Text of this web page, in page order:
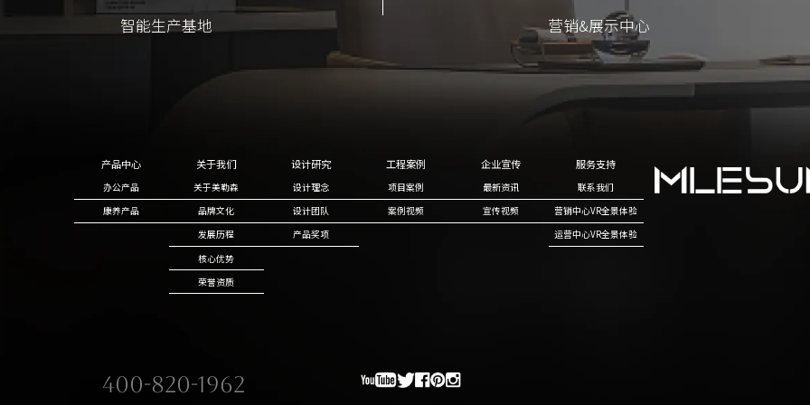
智能生产基地 营销&展示中心
智能生产基地 营销&展示中心
产品中心
办公产品
康养产品
关于我们
关于美勒森
品牌文化
发展历程
核心优势
荣誉资质
设计研究
设计理念
设计团队
产品奖项
工程案例
项目案例
案例视频
企业宣传
最新资讯
宣传视频
服务支持
联系我们
营销中心VR全景体验
运营中心VR全景体验
400-820-1962